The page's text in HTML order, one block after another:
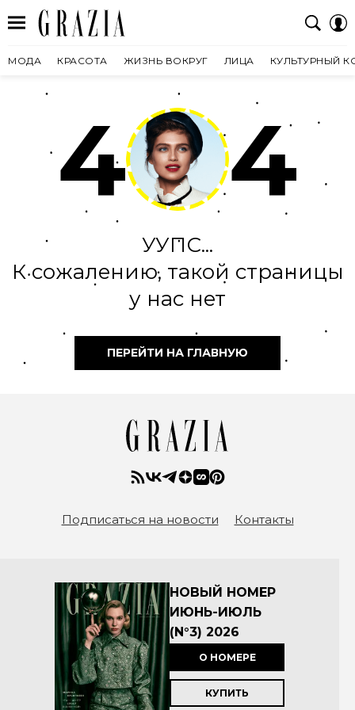
МОДА КРАСОТА ЖИЗНЬ ВОКРУГ ЛИЦА КУЛЬТУРНЫЙ
4 4
УУПС...
К сожалению, такой страницы
у нас нет
ПЕРЕЙТИ НА ГЛАВНУЮ
Подписаться на новости Контакты
НОВЫЙ НОМЕР
ИЮНЬ-ИЮЛЬ
(N°3) 2026
О НОМЕРЕ
КУПИТЬ